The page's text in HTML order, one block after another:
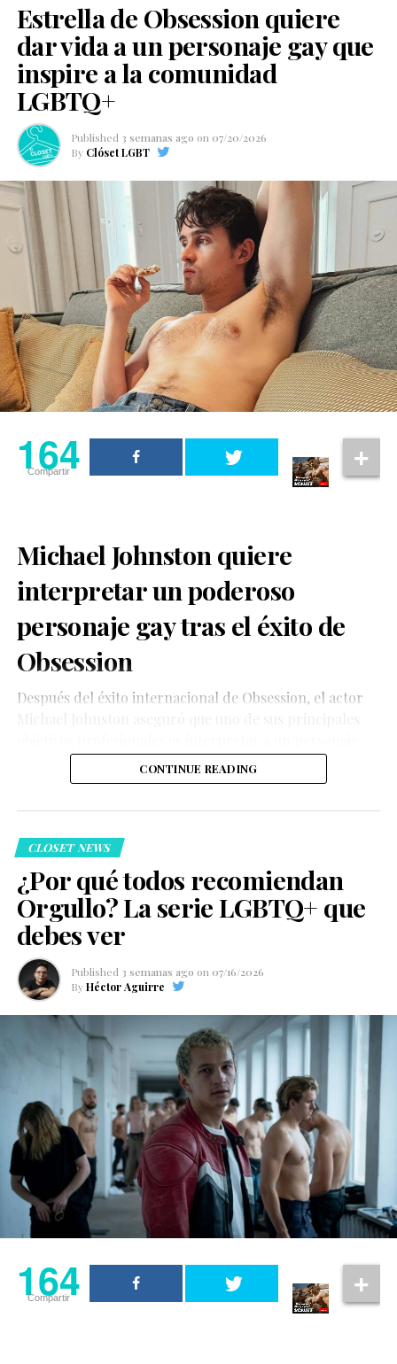
Estrella de Obsession quiere
dar vida a un personaje gay que
inspire a la comunidad
LGBTQ+
Published 3 semanas ago on 07/20/2026
By Clóset LGBT
164
Compartir
Michael Johnston quiere
interpretar un poderoso
personaje gay tras el éxito de
Obsession
Después del éxito internacional de Obsession, el actor
gay cuya historia tenga un impacto significativo para la
comunidad LGBTQ+.
CONTINUE READING
CLOSET NEWS
¿Por qué todos recomiendan
Orgullo? La serie LGBTQ+ que
debes ver
Published 3 semanas ago on 07/16/2026
By Héctor Aguirre
164
Compartir